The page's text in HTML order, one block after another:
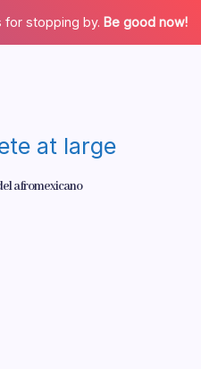
for stopping by. Be good now!
at large
afromexicano